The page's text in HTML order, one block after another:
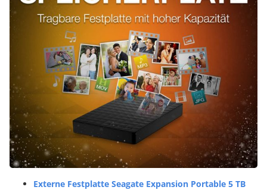
Externe Festplatte Seagate Expansion Portable 5 TB